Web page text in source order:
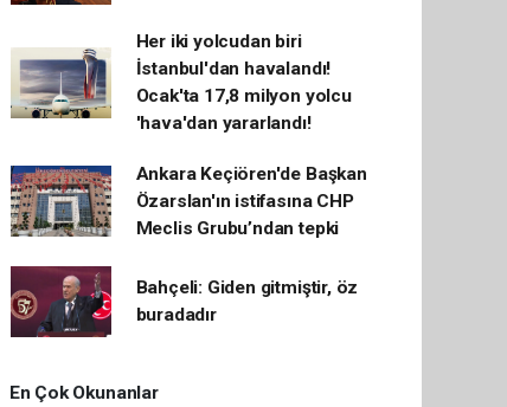
Her iki yolcudan biri
İstanbul'dan havalandı!
Ocak'ta 17,8 milyon yolcu
'hava'dan yararlandı!
Ankara Keçiören'de Başkan
Özarslan'ın istifasına CHP
Meclis Grubu’ndan tepki
Bahçeli: Giden gitmiştir, öz
buradadır
En Çok Okunanlar